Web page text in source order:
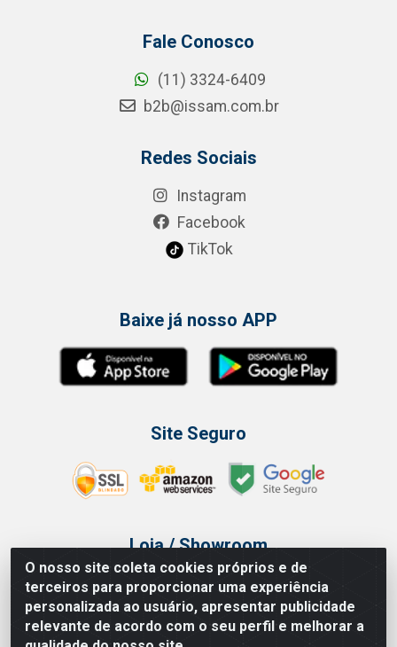
O nosso site coleta cookies próprios e de
terceiros para proporcionar uma experiência
personalizada ao usuário, apresentar publicidade
relevante de acordo com o seu perfil e melhorar a
Fale Conosco
(11) 3324-6409
b2b@issam.com.br
Redes Sociais
Instagram
Facebook
TikTok
Baixe já nosso APP
Site Seguro
Loja / Showroom
Tel.: (11) 3314 6400
Av Vautier, 468 - Pari - São Paulo/SP